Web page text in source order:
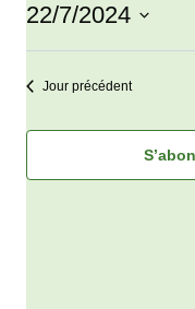
juillet
2024
22/7/2024
Sélectionnez
uneJour précédent